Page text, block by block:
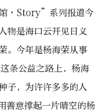
馆·Story”系列报道今
物是海口云开见日义
。今年是杨海荣从事
条公益之路上，杨海
子，为许许多多的人
意撑起一片晴空的杨